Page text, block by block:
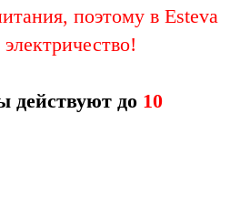
поэтому в Esteva
действуют до 10